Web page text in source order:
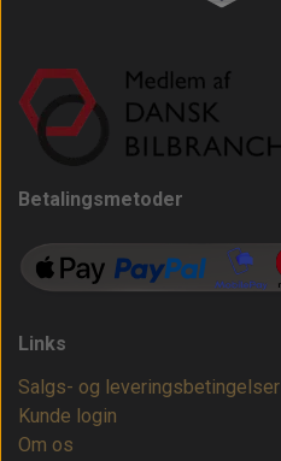
Betalingsmetoder
Links
Salgs- og leveringsbetingelser
Kunde login
Om os